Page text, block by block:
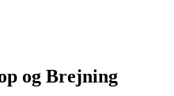
og Brejning